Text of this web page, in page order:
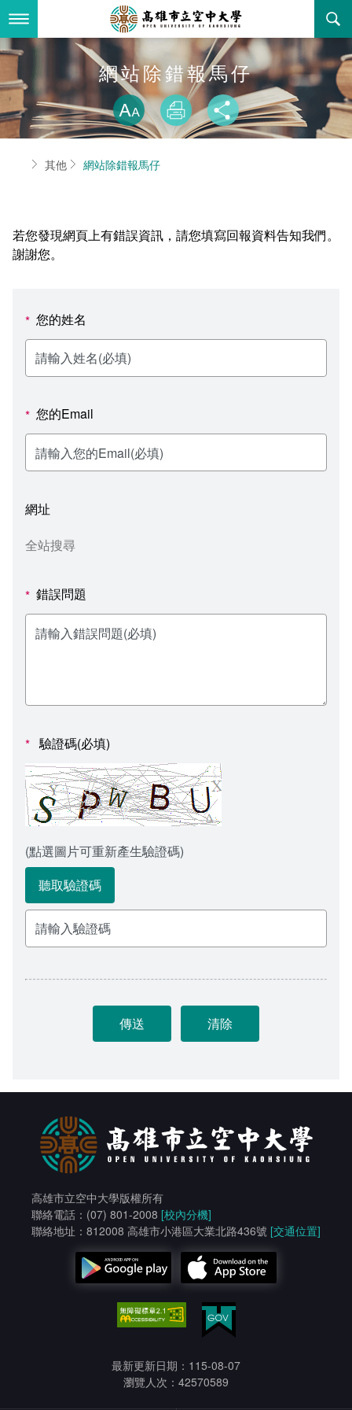
到
要
內最新消息
全部公告
教務公告
學系公告
活動研習
歷史訊息
新聞媒體專區
校園行事曆
報名系統
線上報名查詢
關於本校
空大簡介
立案證明
空大有利的學習條件
環境設備
本校位置
資訊圖像化專區
活動花絮
影音資訊
行政單位
行政單位簡介
校長室
教務處課務組
學習指導中心
輔導處
研發處
秘書處出納組
教學媒體處
電算中心
人事室
學術單位
通識教育中心
法律學系
大眾傳播學系
外國語文學系
文化藝術學系
健康管理與促進學系
其他好站
資訊相關法規
校務資訊
新生報名
在學資訊
校務系統
課程大綱
網路選課
校園行事曆
校內系統
資訊服務線上報修系統
消耗品申請
教室‧會議室預約系統
問卷調查
法令規章
政府公開資訊
意見信箱
各單位意見信箱
諮詢信箱進度查詢
影音資訊
網站除錯報馬仔
略過字型切
放大
列印 分享
首頁其他 網站除錯報馬仔
若您發現網頁上有錯誤資訊，請您填寫回報資料告知我們。
謝謝您。
* 您的姓名
* 您的Email
網址
全站搜尋
* 錯誤問題
* 驗證碼(必填)
(點選圖片可重新產生驗證碼)
聽取驗證碼
高雄市立空中大學版權所有
聯絡電話：(07) 801-2008 [校內分機]
聯絡地址：812008 高雄市小港區大業北路436號 [交通位置]
最新更新日期：115-08-07
瀏覽人次：42570589